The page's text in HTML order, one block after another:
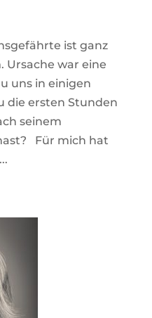
ist ganz
war eine
uns in einigen
die ersten Stunden
seinem
Für mich hat